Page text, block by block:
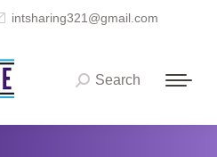
intsharing321@gmail.com
Search:
Search